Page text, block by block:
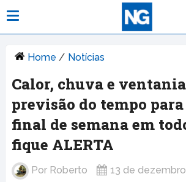
Home / Notícias
Calor, chuva e
previsão do tempo para
final de semana em
fique ALERTA
Por Roberto 13 de